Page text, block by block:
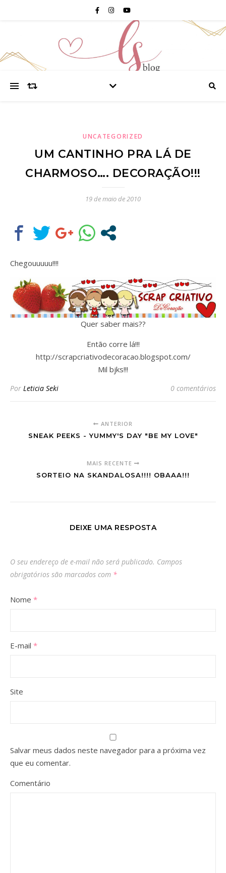
UNCATEGORIZED
UM CANTINHO PRA LÁ DE
CHARMOSO…. DECORAÇÃO!!!
19 de maio de 2010
Chegouuuuu!!!!
Quer saber mais??
Então corre lá!!!
http://scrapcriativodecoracao.blogspot.com/
Mil bjks!!!
Por Leticia Seki 0 comentários
ANTERIOR
SNEAK PEEKS - YUMMY'S DAY "BE MY LOVE"
MAIS RECENTE
SORTEIO NA SKANDALOSA!!!! OBAAA!!!
DEIXE UMA RESPOSTA
O seu endereço de e-mail não será publicado. Campos
obrigatórios são marcados com *
Nome *
E-mail *
Site
Salvar meus dados neste navegador para a próxima vez
que eu comentar.
Comentário
Assine nossa newsletter
Receba as novidades do site diretamente em
seu e-mail.